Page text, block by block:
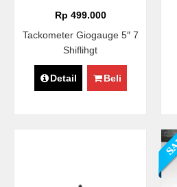
Rp 499.000
Tackometer Giogauge 5″ 7
Shiflihgt
Detail Beli